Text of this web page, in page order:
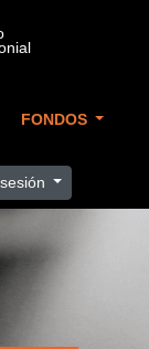
FONDOS